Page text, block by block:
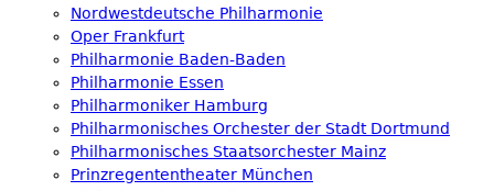
Nordwestdeutsche Philharmonie
Oper Frankfurt
Philharmonie Baden-Baden
Philharmonie Essen
Philharmoniker Hamburg
Philharmonisches Orchester der Stadt Dortmund
Philharmonisches Staatsorchester Mainz
Prinzregententheater München